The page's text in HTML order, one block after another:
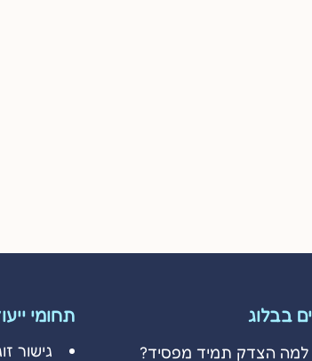
בבלוג
למה הצדק תמיד מפסיד?
תחומי
גישור